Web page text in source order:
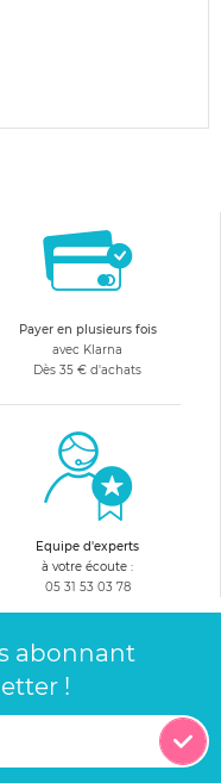
Payer en plusieurs fois
avec Klarna
Dès 35 € d'achats
Equipe d'experts
à votre écoute :
05 31 53 03 78
abonnant
!